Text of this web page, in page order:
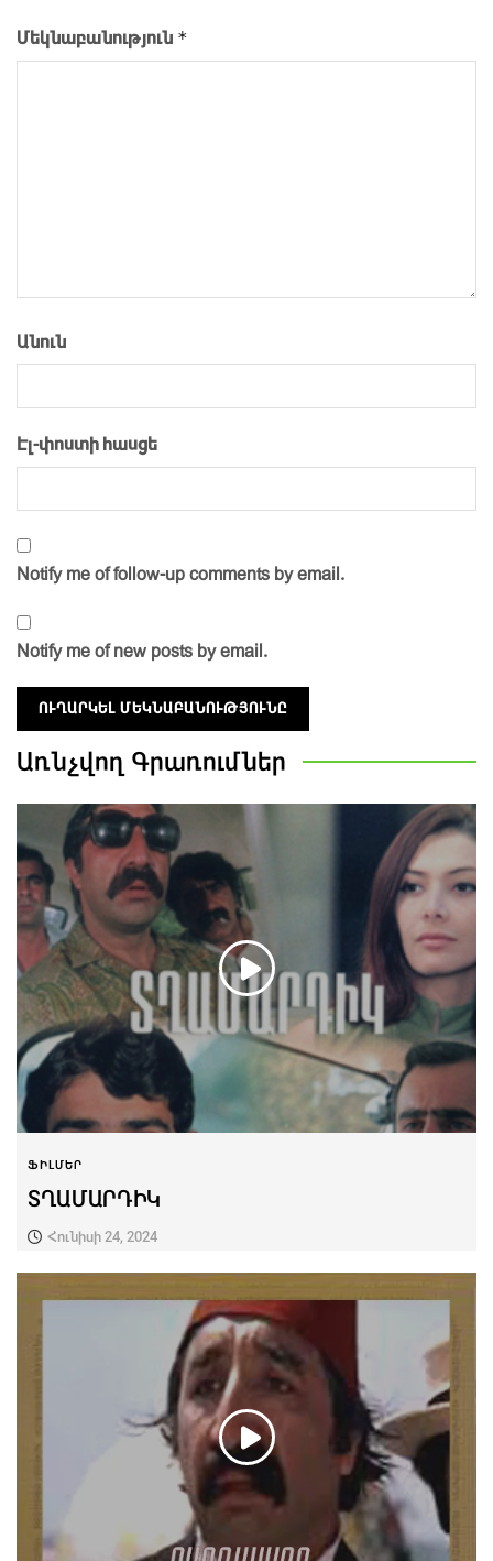
Մեկնաբանություն *
Անուն
Էլ-փոստի հասցե
Notify me of follow-up comments by email.
Notify me of new posts by email.
Առնչվող Գրառումներ
ՖԻԼՄԵՐ
ՏՂԱՄԱՐԴԻԿ
Հունիսի 24, 2024